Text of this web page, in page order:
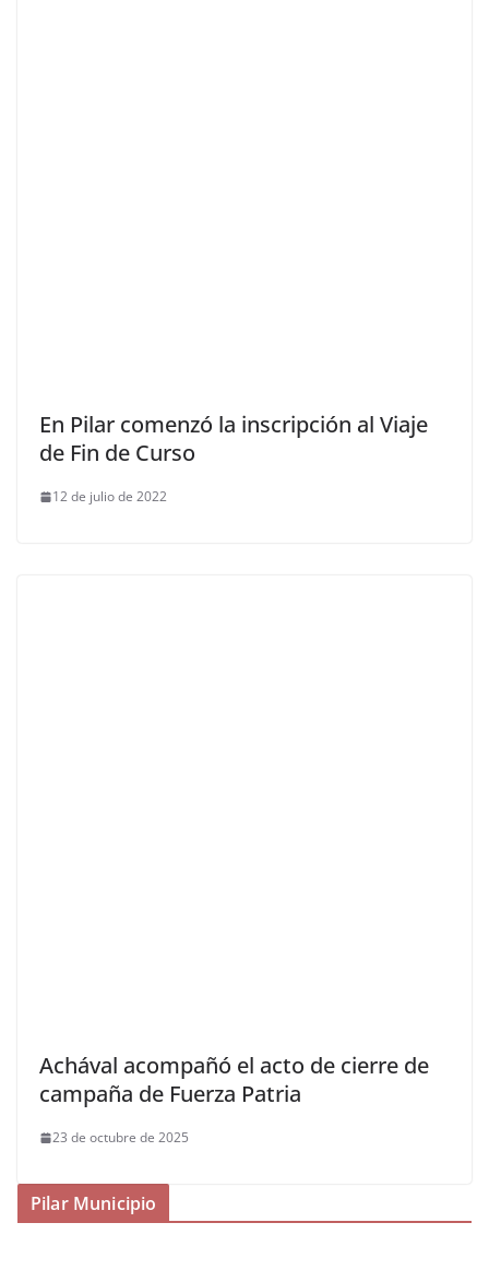
En Pilar comenzó la inscripción al Viaje
de Fin de Curso
12 de julio de 2022
Achával acompañó el acto de cierre de
campaña de Fuerza Patria
23 de octubre de 2025
Pilar Municipio